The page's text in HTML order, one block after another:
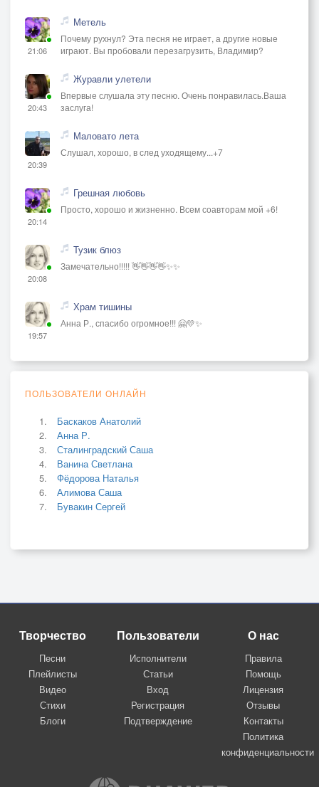
21:06
Метель
Почему рухнул? Эта песня не играет, а другие новые
играют. Вы пробовали перезагрузить, Владимир?
20:43
Журавли улетели
Впервые слушала эту песню. Очень понравилась.Ваша
заслуга!
20:39
Маловато лета
Слушал, хорошо, в след уходящему...+7
20:14
Грешная любовь
Просто, хорошо и жизненно. Всем соавторам мой +6!
20:08
Тузик блюз
Замечательно!!!!! 👋👋👋👋✨✨
19:57
Храм тишины
Анна Р., спасибо огромное!!! 🤗💛✨
ПОЛЬЗОВАТЕЛИ ОНЛАЙН
Баскаков Анатолий
Анна Р.
Сталинградский Саша
Ванина Светлана
Фёдорова Наталья
Алимова Саша
Бувакин Сергей
Творчество
Песни
Плейлисты
Видео
Стихи
Блоги
Пользователи
Исполнители
Статьи
Вход
Регистрация
Подтверждение
О нас
Правила
Помощь
Лицензия
Отзывы
Контакты
Политика
конфиденциальности